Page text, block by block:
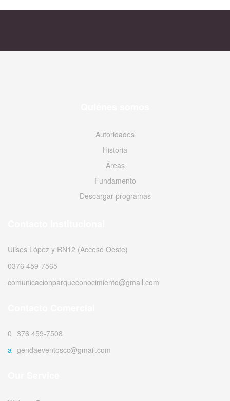
Autoridades
Historia
Áreas
Fundamento
Descargar programas
Ulises López y RN12 (Acceso Oeste)
0376 459-7565
comunicacionparqueconocimiento@gmail.com
0376 459-7508
agendaeventoscc@gmail.com